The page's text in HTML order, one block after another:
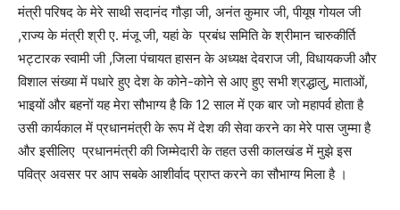
मंत्री परिषद के मेरे साथी सदानंद गौड़ा जी, अनंत कुमार जी, पीयूष गोयल जी
,राज्य के मंत्री श्री ए. मंजू जी, यहां के प्रबंध समिति के श्रीमान चारुकीर्ति
भट्टारक स्वामी जी ,जिला पंचायत हासन के अध्यक्ष देवराज जी, विधायकजी और
विशाल संख्या में पधारे हुए देश के कोने-कोने से आए हुए सभी श्रद्धालु, माताओं,
भाइयों और बहनों यह मेरा सौभाग्य है कि 12 साल में एक बार जो महापर्व होता है
उसी कार्यकाल में प्रधानमंत्री के रूप में देश की सेवा करने का मेरे पास जुम्मा है
और इसीलिए प्रधानमंत्री की जिम्मेदारी के तहत उसी कालखंड में मुझे इस
पवित्र अवसर पर आप सबके आशीर्वाद प्राप्त करने का सौभाग्य मिला है ।